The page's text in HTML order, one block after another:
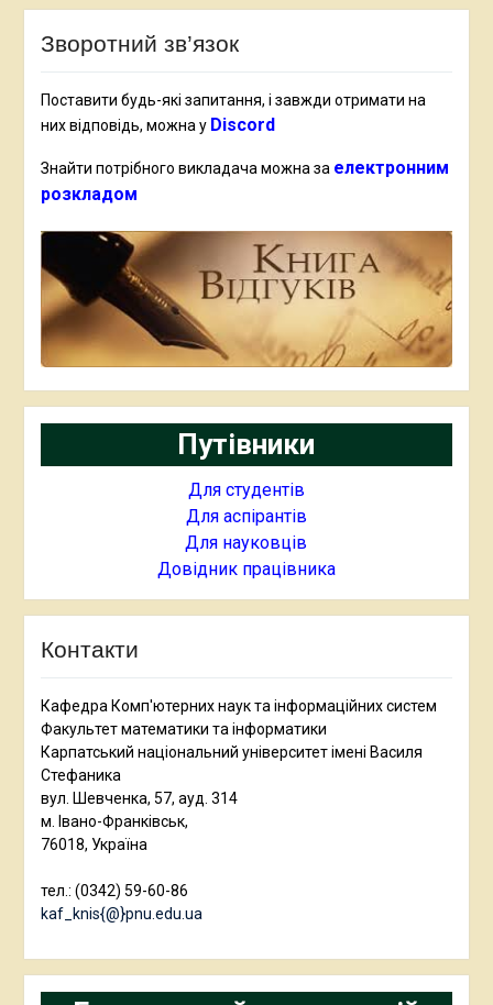
Зворотний зв’язок
Поставити будь-які запитання, і завжди отримати на
них відповідь, можна у Discord
Знайти потрібного викладача можна за електронним
розкладом
Путівники
Для студентів
Для аспірантів
Для науковців
Довідник працівника
Контакти
Кафедра Комп'ютерних наук та інформаційних систем
Факультет математики та інформатики
Карпатський національний університет імені Василя
Стефаника
вул. Шевченка, 57, ауд. 314
м. Івано-Франківськ,
76018, Україна
тел.: (0342) 59-60-86
kaf_knis{@}pnu.edu.ua